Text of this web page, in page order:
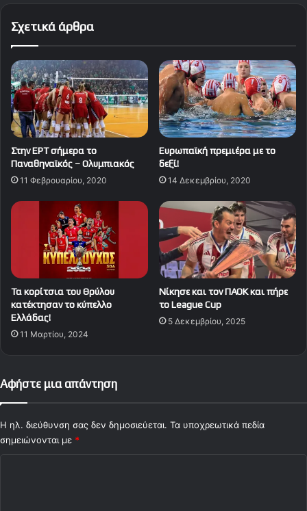
Σχετικά άρθρα
Στην ΕΡΤ σήμερα το
Παναθηναϊκός – Ολυμπιακός
11 Φεβρουαρίου, 2020
Ευρωπαϊκή πρεμιέρα με το
δεξί!
14 Δεκεμβρίου, 2020
Τα κορίτσια του Θρύλου
κατέκτησαν το κύπελλο
Ελλάδας!
11 Μαρτίου, 2024
Νίκησε και τον ΠΑΟΚ και πήρε
τo League Cup
5 Δεκεμβρίου, 2025
Αφήστε μια απάντηση
Η ηλ. διεύθυνση σας δεν δημοσιεύεται. Τα υποχρεωτικά πεδία
σημειώνονται με *